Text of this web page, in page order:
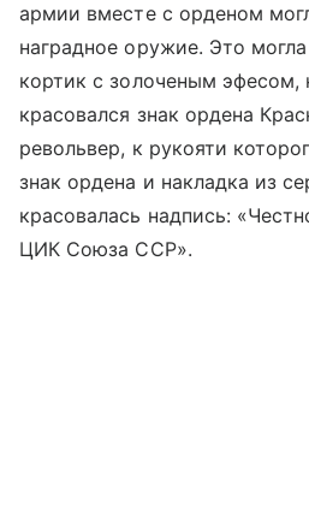
армии вместе с орденом
наградное оружие. Это
кортик с золоченым эфесом,
красовался знак ордена
револьвер, к рукояти
знак ордена и накладка из
красовалась надпись:
ЦИК Союза ССР».